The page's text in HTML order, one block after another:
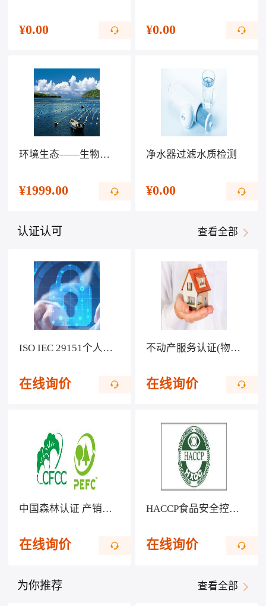
¥0.00 ¥0.00
环境生态——生物科技提高生活水平
¥1999.00
净水器过滤水质检测
¥0.00
认证认可 查看全部
ISO IEC 29151个人可识别信息保护管理体系认证
在线询价
不动产服务认证(物业服务)
在线询价
中国森林认证 产销监管链CFCC/COC
在线询价
HACCP食品安全控制体系认证
在线询价
为你推荐 查看全部